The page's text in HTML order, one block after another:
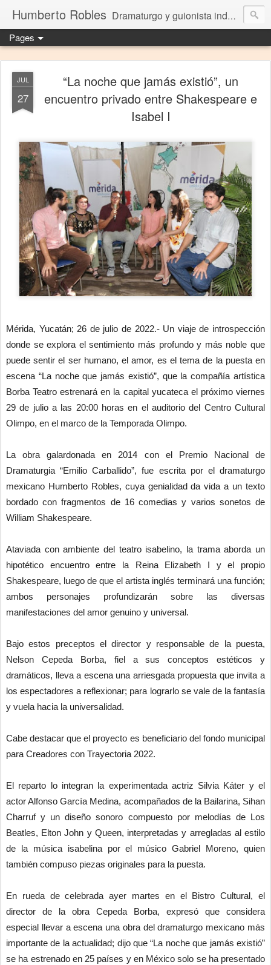
Humberto Robles Dramaturgo y guionista independiente
Pages
JUL
27
“La noche que jamás existió”, un
encuentro privado entre Shakespeare e
Isabel I
Mérida, Yucatán; 26 de julio de 2022.- Un viaje de introspección
donde se explora el sentimiento más profundo y más noble que
puede sentir el ser humano, el amor, es el tema de la puesta en
escena “La noche que jamás existió”, que la compañía artística
Borba Teatro estrenará en la capital yucateca el próximo viernes
29 de julio a las 20:00 horas en el auditorio del Centro Cultural
Olimpo, en el marco de la Temporada Olimpo.
La obra galardonada en 2014 con el Premio Nacional de
Dramaturgia “Emilio Carballido”, fue escrita por el dramaturgo
mexicano Humberto Robles, cuya genialidad da vida a un texto
bordado con fragmentos de 16 comedias y varios sonetos de
William Shakespeare.
Ataviada con ambiente del teatro isabelino, la trama aborda un
hipotético encuentro entre la Reina Elizabeth I y el propio
Shakespeare, luego de que el artista inglés terminará una función;
ambos personajes profundizarán sobre las diversas
manifestaciones del amor genuino y universal.
Bajo estos preceptos el director y responsable de la puesta,
Nelson Cepeda Borba, fiel a sus conceptos estéticos y
dramáticos, lleva a escena una arriesgada propuesta que invita a
los espectadores a reflexionar; para lograrlo se vale de la fantasía
y vuela hacia la universalidad.
Cabe destacar que el proyecto es beneficiario del fondo municipal
para Creadores con Trayectoria 2022.
El reparto lo integran la experimentada actriz Silvia Káter y el
actor Alfonso García Medina, acompañados de la Bailarina, Sihan
Charruf y un diseño sonoro compuesto por melodías de Los
Beatles, Elton John y Queen, interpretadas y arregladas al estilo
de la música isabelina por el músico Gabriel Moreno, quien
también compuso piezas originales para la puesta.
En rueda de celebrada ayer martes en el Bistro Cultural, el
director de la obra Cepeda Borba, expresó que considera
especial llevar a escena una obra del dramaturgo mexicano más
importante de la actualidad; dijo que “La noche que jamás existió”
se ha estrenado en 25 países y en México solo se ha presentado